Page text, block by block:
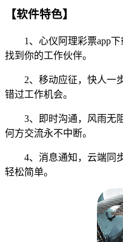
【软件特色】
1、心仪阿理彩票app下
找到你的工作伙伴。
2、移动应征，快人一步
错过工作机会。
3、即时沟通，风雨无阻
何方交流永不中断。
4、消息通知，云端同步
轻松简单。